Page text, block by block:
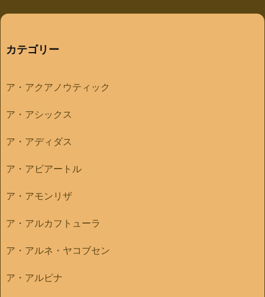
カテゴリー
ア・アクアノウティック
ア・アシックス
ア・アディダス
ア・アビアートル
ア・アモンリザ
ア・アルカフトューラ
ア・アルネ・ヤコブセン
ア・アルピナ